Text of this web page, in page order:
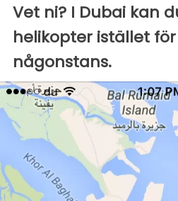
Vet ni? I Dubai kan
helikopter istället
någonstans.